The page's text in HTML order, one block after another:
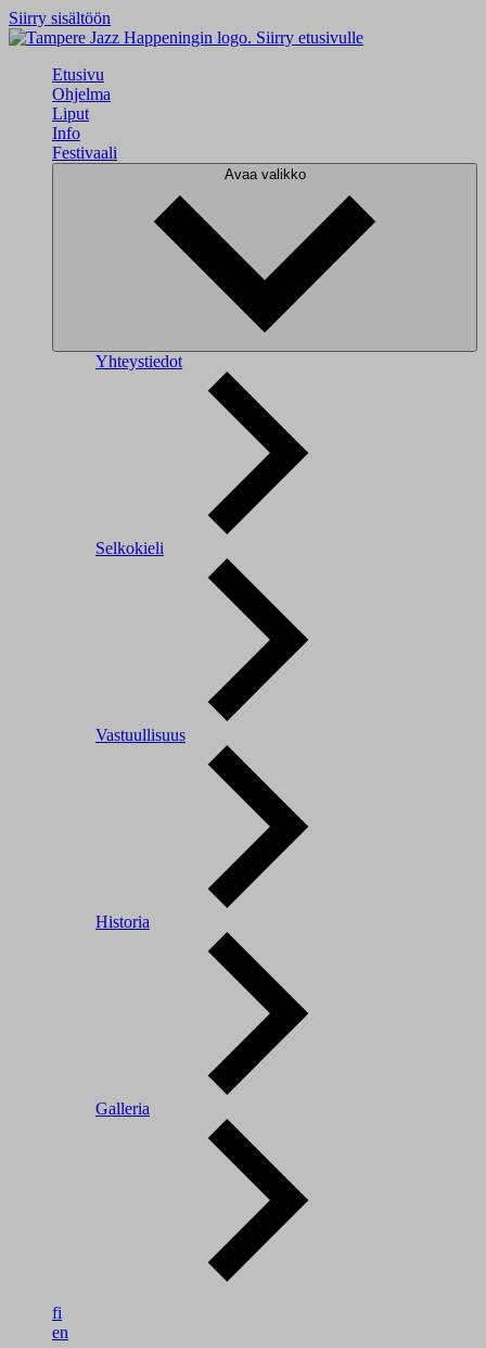
Siirry sisältöön
Siirry etusivulle
Etusivu
Ohjelma
Liput
Info
Festivaali
Avaa valikko
Yhteystiedot
Selkokieli
Vastuullisuus
Historia
Galleria
fi
en